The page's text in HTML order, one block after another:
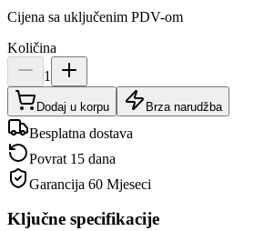
Cijena sa uključenim PDV-om
Količina
1
Dodaj u korpu Brza narudžba
Besplatna dostava
Povrat 15 dana
Garancija 60 Mjeseci
Ključne specifikacije